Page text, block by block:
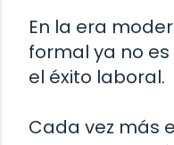
En la era
formal ya no
el éxito laboral.
Cada vez más